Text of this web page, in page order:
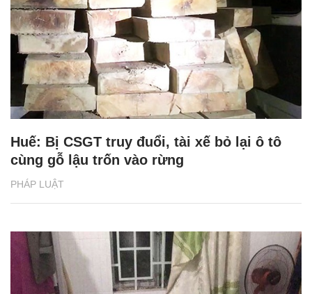
PHÁP LUẬT
Huế: Bị CSGT truy đuổi, tài xế bỏ lại ô tô
cùng gỗ lậu trốn vào rừng